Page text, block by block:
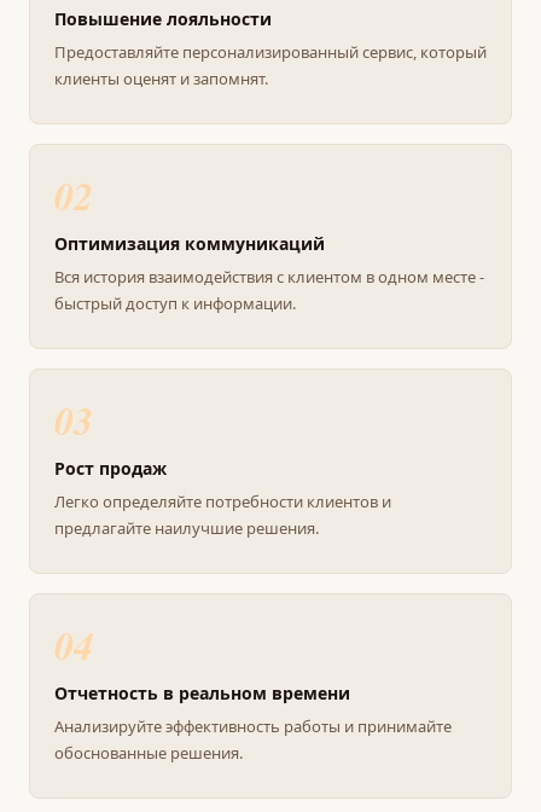
Повышение лояльности
Предоставляйте персонализированный сервис, который
клиенты оценят и запомнят.
02
Оптимизация коммуникаций
Вся история взаимодействия с клиентом в одном месте -
быстрый доступ к информации.
03
Рост продаж
Легко определяйте потребности клиентов и
предлагайте наилучшие решения.
04
Отчетность в реальном времени
Анализируйте эффективность работы и принимайте
обоснованные решения.